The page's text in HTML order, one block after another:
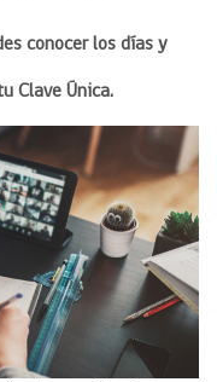
conocer los días y
Clave Única.